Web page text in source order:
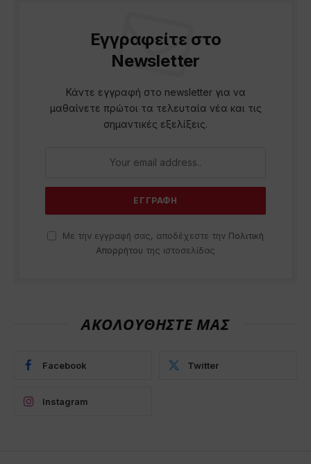
Εγγραφείτε στο
Newsletter
Κάντε εγγραφή στο newsletter για να
μαθαίνετε πρώτοι τα τελευταία νέα και τις
σημαντικές εξελίξεις.
Με την εγγραφή σας, αποδέχεστε την Πολιτική
Απορρήτου της ιστοσελίδας
ΑΚΟΛΟΥΘΗΣΤΕ ΜΑΣ
Facebook Twitter
Instagram